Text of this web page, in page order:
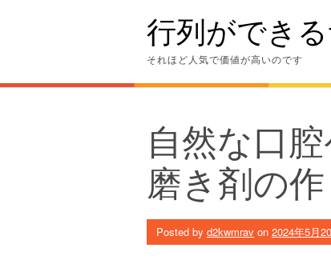
行列ができ
それほど人気で価値が高いのです
自然な口
磨き剤の
Posted by d2kwmrav on 2024年5月